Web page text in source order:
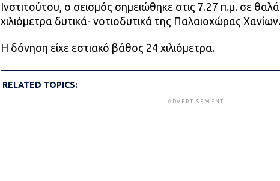
Ινστιτούτου, ο σεισμός σημειώθηκε στις 7.27 π.μ. σε
χιλιόμετρα δυτικά- νοτιοδυτικά της Παλαιοχώρας Χανίων.
Η δόνηση είχε εστιακό βάθος 24 χιλιόμετρα.
RELATED TOPICS:
ADVERTISEMENT